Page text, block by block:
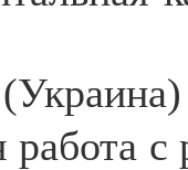
работа